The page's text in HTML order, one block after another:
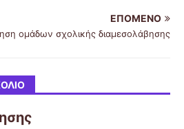
ΕΠΌΜΕΝΟ
ομάδων σχολικής διαμεσολάβησης